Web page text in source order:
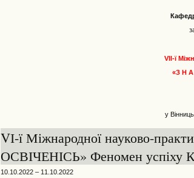
VII-ї
«З Н
у
VІ-ї Міжнародної науково-
ОСВІЧЕНІСЬ» Феномен успіху
10.10.2022 – 11.10.2022